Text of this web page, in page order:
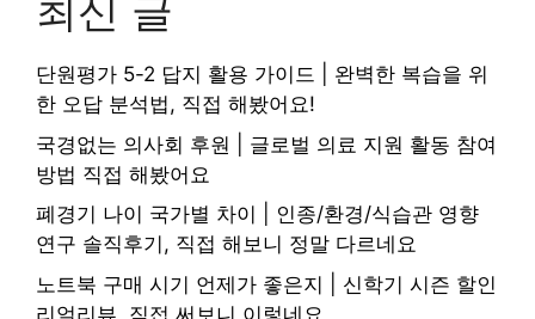
최신 글
단원평가 5-2 답지 활용 가이드 | 완벽한 복습을 위
한 오답 분석법, 직접 해봤어요!
국경없는 의사회 후원 | 글로벌 의료 지원 활동 참여
방법 직접 해봤어요
폐경기 나이 국가별 차이 | 인종/환경/식습관 영향
연구 솔직후기, 직접 해보니 정말 다르네요
노트북 구매 시기 언제가 좋은지 | 신학기 시즌 할인
리얼리뷰, 직접 써보니 이렇네요